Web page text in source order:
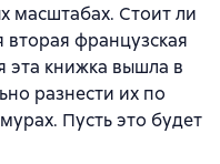
масштабах. Стоит ли
французская
эта книжка вышла в
разнести их по
Пусть это будет